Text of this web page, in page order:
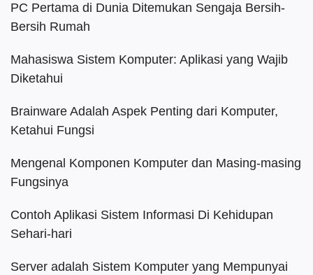
PC Pertama di Dunia Ditemukan Sengaja Bersih-
Bersih Rumah
Mahasiswa Sistem Komputer: Aplikasi yang Wajib
Diketahui
Brainware Adalah Aspek Penting dari Komputer,
Ketahui Fungsi
Mengenal Komponen Komputer dan Masing-masing
Fungsinya
Contoh Aplikasi Sistem Informasi Di Kehidupan
Sehari-hari
Server adalah Sistem Komputer yang Mempunyai